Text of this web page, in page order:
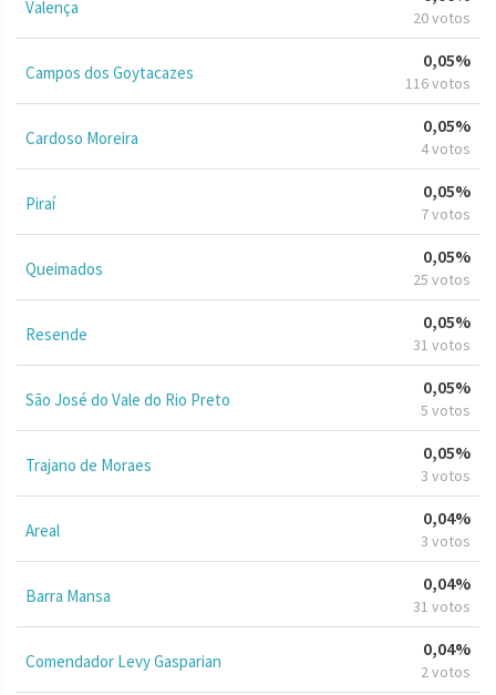
Valença 20 votos
Campos dos Goytacazes
0,05%
116 votos
Cardoso Moreira
0,05%
4 votos
Piraí
0,05%
7 votos
Queimados
0,05%
25 votos
Resende
0,05%
31 votos
São José do Vale do Rio Preto
0,05%
5 votos
Trajano de Moraes
0,05%
3 votos
Areal
0,04%
3 votos
Barra Mansa
0,04%
31 votos
Comendador Levy Gasparian
0,04%
2 votos